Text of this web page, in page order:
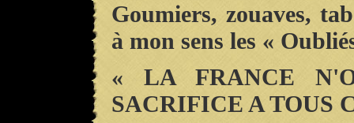
Goumiers, zouaves,
à mon sens les «
« LA FRANCE
SACRIFICE A TOUS